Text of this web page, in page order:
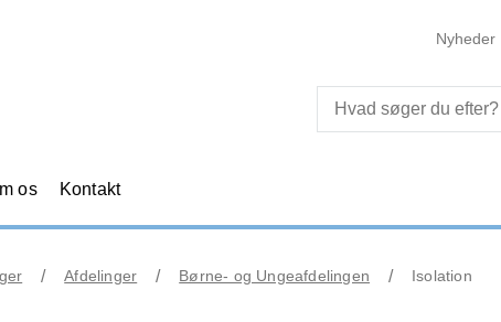
Nyheder
os Kontakt
Afdelinger Børne- og Ungeafdelingen Isolation